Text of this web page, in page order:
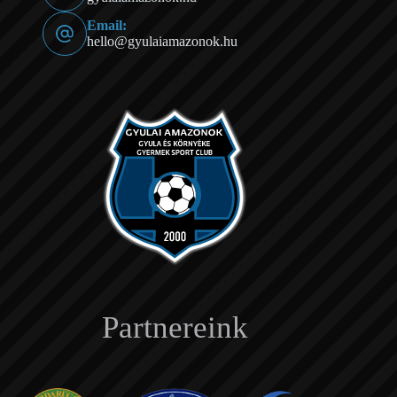
Email:
hello@gyulaiamazonok.hu
Partnereink